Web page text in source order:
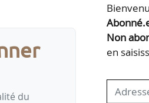
évoque ses priorités en
du
Non
en